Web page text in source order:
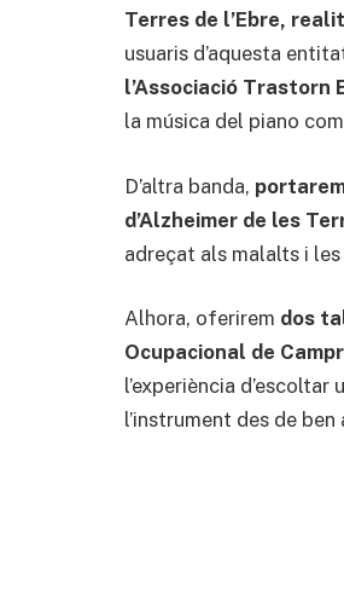
Terres de l’Ebre,
usuaris d’aquesta
l’Associació Trastorn
la música del piano
D’altra banda,
d’Alzheimer de les
adreçat als malalts i
Alhora, oferirem dos
Ocupacional de
l’experiència
l’instrument des de ben